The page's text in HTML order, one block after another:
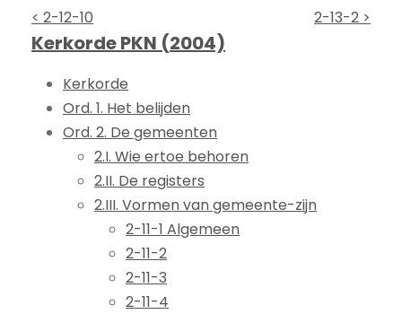
< 2-12-10 2-13-2 >
Kerkorde PKN (2004)
Kerkorde
Ord. 1. Het belijden
Ord. 2. De gemeenten
2.I. Wie ertoe behoren
2.II. De registers
2.III. Vormen van gemeente-zijn
2-11-1 Algemeen
2-11-2
2-11-3
2-11-4